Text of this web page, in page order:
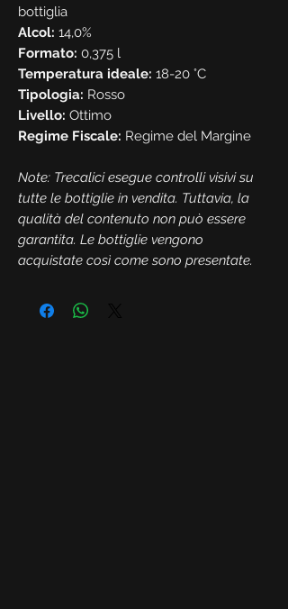
bottiglia
Alcol: 14,0%
Formato: 0,375 l
Temperatura ideale: 18-20 °C
Tipologia: Rosso
Livello: Ottimo
Regime Fiscale: Regime del Margine
Note: Trecalici esegue controlli visivi su
tutte le bottiglie in vendita. Tuttavia, la
qualità del contenuto non può essere
garantita. Le bottiglie vengono
acquistate così come sono presentate.